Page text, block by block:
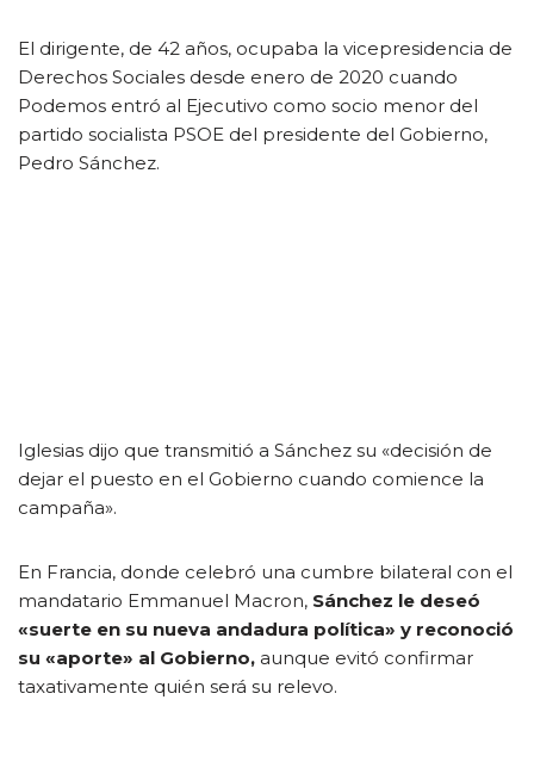
El dirigente, de 42 años, ocupaba la vicepresidencia de
Derechos Sociales desde enero de 2020 cuando
Podemos entró al Ejecutivo como socio menor del
partido socialista PSOE del presidente del Gobierno,
Pedro Sánchez.
Iglesias dijo que transmitió a Sánchez su «decisión de
dejar el puesto en el Gobierno cuando comience la
campaña».
En Francia, donde celebró una cumbre bilateral con el
mandatario Emmanuel Macron, Sánchez le deseó
«suerte en su nueva andadura política» y reconoció
su «aporte» al Gobierno, aunque evitó confirmar
taxativamente quién será su relevo.